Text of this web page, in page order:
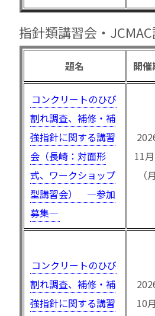
指針類講習会・
題名 開催
コンクリートのひび
割れ調査、補修・補
強指針に関する講習
会（長崎：対面形
式、ワークショップ
型講習会） —参加
募集—
11
（
コンクリートのひび
割れ調査、補修・補
強指針に関する講習
10